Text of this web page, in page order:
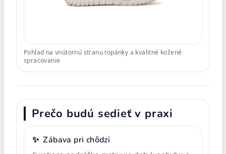
Pohľad na vnútornú stranu topánky a kvalitné kožené
spracovanie
Prečo budú sedieť v praxi
✨ Zábava pri chôdzi